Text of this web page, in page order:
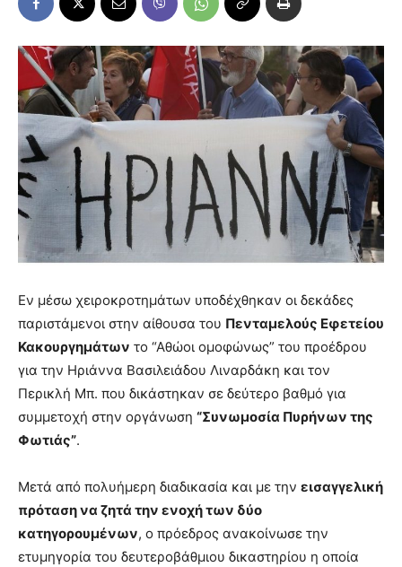
Εν μέσω χειροκροτημάτων υποδέχθηκαν οι δεκάδες
παριστάμενοι στην αίθουσα του Πενταμελούς Εφετείου
Κακουργημάτων το “Αθώοι ομοφώνως” του προέδρου
για την Ηριάννα Βασιλειάδου Λιναρδάκη και τον
Περικλή Μπ. που δικάστηκαν σε δεύτερο βαθμό για
συμμετοχή στην οργάνωση “Συνωμοσία Πυρήνων της
Φωτιάς”.
Μετά από πολυήμερη διαδικασία και με την εισαγγελική
πρόταση να ζητά την ενοχή των δύο
κατηγορουμένων, ο πρόεδρος ανακοίνωσε την
ετυμηγορία του δευτεροβάθμιου δικαστηρίου η οποία